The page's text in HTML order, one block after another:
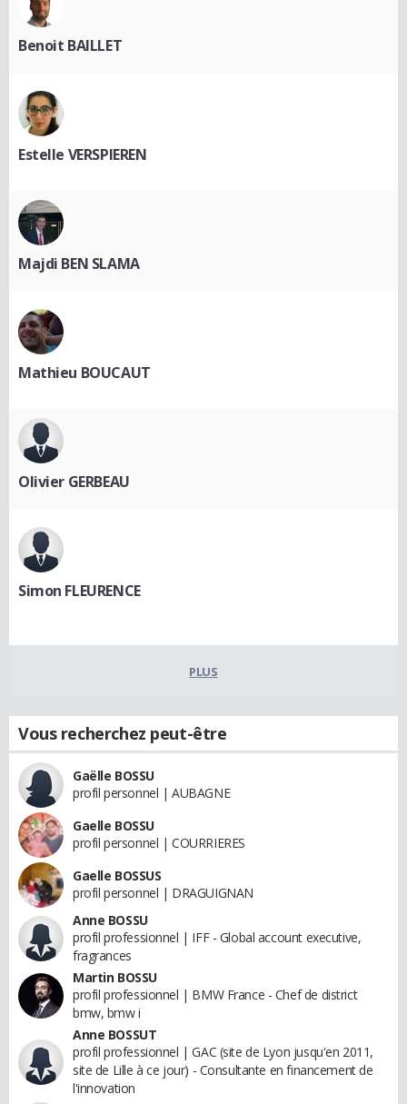
Benoit BAILLET
Estelle VERSPIEREN
Majdi BEN SLAMA
Mathieu BOUCAUT
Olivier GERBEAU
Simon FLEURENCE
PLUS
Vous recherchez peut-être
Gaëlle BOSSU
profil personnel | AUBAGNE
Gaelle BOSSU
profil personnel | COURRIERES
Gaelle BOSSUS
profil personnel | DRAGUIGNAN
Anne BOSSU
profil professionnel | IFF - Global account executive,
fragrances
Martin BOSSU
profil professionnel | BMW France - Chef de district
bmw, bmw i
Anne BOSSUT
profil professionnel | GAC (site de Lyon jusqu'en 2011,
site de Lille à ce jour) - Consultante en financement de
l'innovation